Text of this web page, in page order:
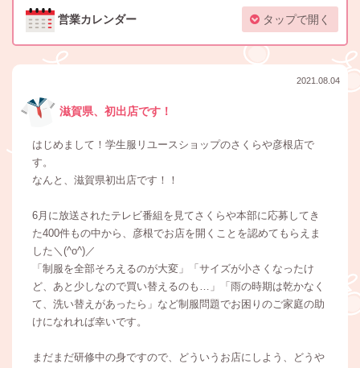
営業カレンダー タップで開く
2021.08.04
滋賀県、初出店です！
はじめまして！学生服リユースショップのさくらや彦根店で
す。
なんと、滋賀県初出店です！！
6月に放送されたテレビ番組を見てさくらや本部に応募してき
た400件もの中から、彦根でお店を開くことを認めてもらえま
した＼(^o^)／
「制服を全部そろえるのが大変」「サイズが小さくなったけ
ど、あと少しなので買い替えるのも…」「雨の時期は乾かなく
て、洗い替えがあったら」など制服問題でお困りのご家庭の助
けになれれば幸いです。
まだまだ研修中の身ですので、どういうお店にしよう、どうや